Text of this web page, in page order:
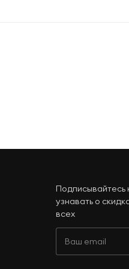
Подписывайтесь
узнавать о
всех